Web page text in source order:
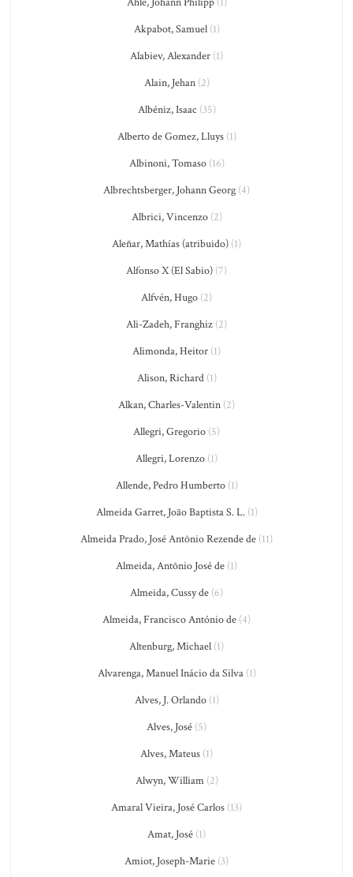
Akpabot, Samuel(1)
Alabiev, Alexander (1)
Alain, Jehan(2)
Albéniz, Isaac (35)
Alberto de Gomez, Lluys(1)
Albinoni, Tomaso(16)
Albrechtsberger, Johann Georg (4)
Albrici, Vincenzo(2)
Aleñar, Mathías (atribuido) (1)
Alfonso X (El Sabio) (7)
Alfvén, Hugo (2)
Ali-Zadeh, Franghiz (2)
Alimonda, Heitor (1)
Alison, Richard(1)
Alkan, Charles-Valentin (2)
Allegri, Gregorio (5)
Allegri, Lorenzo (1)
Allende, Pedro Humberto(1)
Almeida Garret, João Baptista S. L.(1)
Almeida Prado, José Antônio Rezende de (11)
Almeida, Antônio José de (1)
Almeida, Cussy de (6)
Almeida, Francisco António de (4)
Altenburg, Michael (1)
Alvarenga, Manuel Inácio da Silva(1)
Alves, J. Orlando(1)
Alves, José (5)
Alves, Mateus (1)
Alwyn, William(2)
Amaral Vieira, José Carlos (13)
Amat, José (1)
Amiot, Joseph-Marie (3)